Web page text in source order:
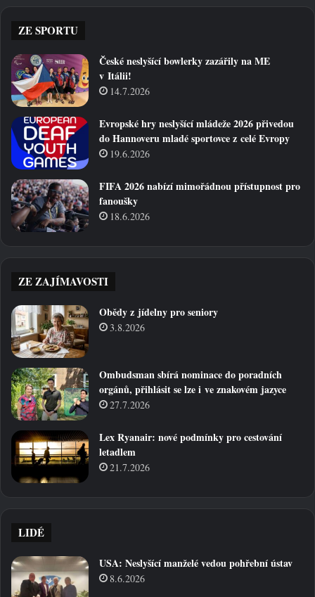
ZE SPORTU
České neslyšící bowlerky zazářily na ME
v Itálii!
14.7.2026
Evropské hry neslyšící mládeže 2026 přivedou
do Hannoveru mladé sportovce z celé Evropy
19.6.2026
FIFA 2026 nabízí mimořádnou přístupnost pro
fanoušky
18.6.2026
ZE ZAJÍMAVOSTI
Obědy z jídelny pro seniory
3.8.2026
Ombudsman sbírá nominace do poradních
orgánů, přihlásit se lze i ve znakovém jazyce
27.7.2026
Lex Ryanair: nové podmínky pro cestování
letadlem
21.7.2026
LIDÉ
USA: Neslyšící manželé vedou pohřební ústav
8.6.2026